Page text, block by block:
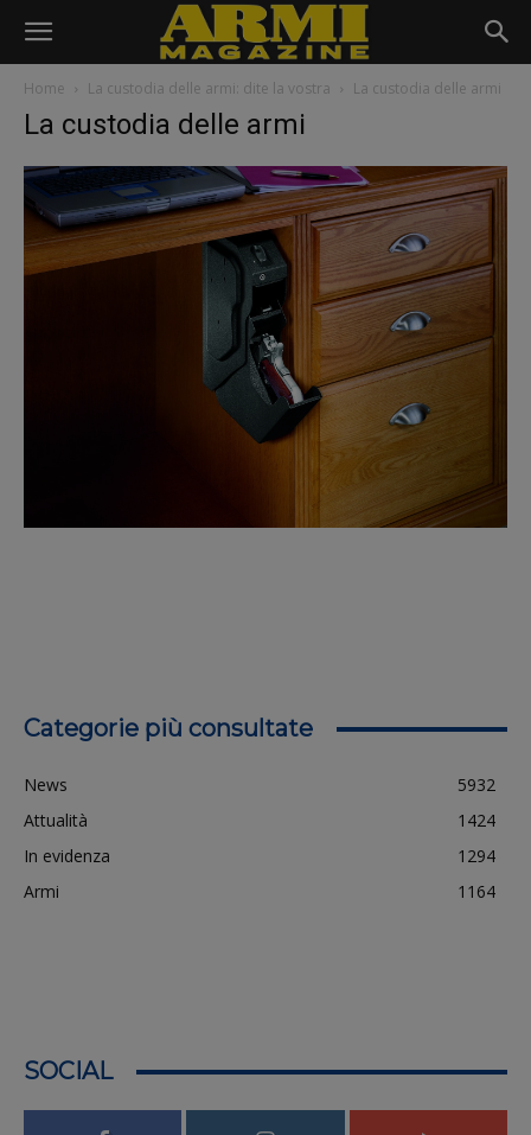
Home La custodia delle armi: dite la vostra La custodia delle armi
La custodia delle armi
Categorie più consultate
News
5932
Attualità
1424
In evidenza
1294
Armi
1164
SOCIAL